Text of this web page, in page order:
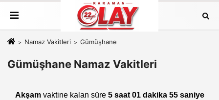
Namaz Vakitleri Gümüşhane
Gümüşhane Namaz Vakitleri
Akşamvaktine kalan süre 5 saat 01 dakika 55 saniye